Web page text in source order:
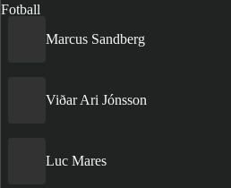
Marcus Sandberg
Viðar Ari Jónsson
Luc Mares